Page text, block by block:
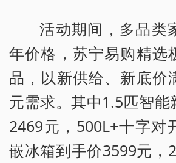
活动期间，多品类
年价格，苏宁易购精选
品，以新供给、新底价
元需求。其中1.5匹智能
2469元，500L+十字对
嵌冰箱到手价3599元，